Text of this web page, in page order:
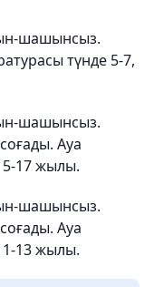
шашынсыз.
түнде 5-7,
шашынсыз.
Ауа
17 жылы.
шашынсыз.
Ауа
13 жылы.